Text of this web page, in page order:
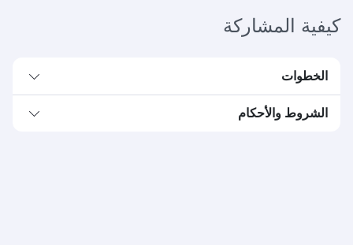
كيفية المشاركة
الخطوات
الشروط والأحكام